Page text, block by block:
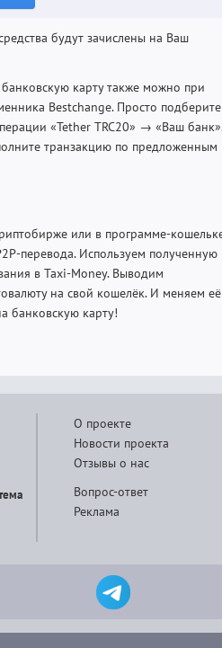
будут зачислены на Ваш
карту также можно при
Bestchange. Просто подберите
«Tether TRC20» → «Ваш
транзакцию по предложенным
или в программе-
перевода. Используем полученную
в Taxi-Money. Выводим
на свой кошелёк. И меняем её
банковскую карту!
О проекте
Новости проекта
Отзывы о нас
Вопрос-ответ
Реклама